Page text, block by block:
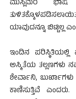
ಮುಸ್ಲಿಮರ
ಯಾವುದನ್ನೂ ಬಿಟ್ಟಿಲ್ಲ
ಇಂದಿನ ಪರಿಸ್ಥಿತಿಯಲ್ಲಿ
ಅಸ್ಮಿತೆಯ ತಲ್ಲಣಗಳು
ಶೇರ್ವಾನಿ,
ಕಾಣಿಸುತ್ತಿವೆ